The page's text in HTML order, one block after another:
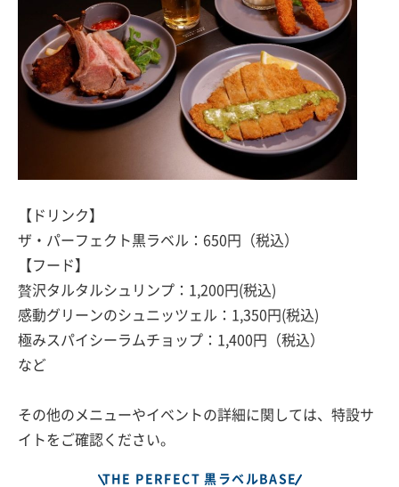
【ドリンク】
ザ・パーフェクト黒ラベル：650円（税込）
【フード】
贅沢タルタルシュリンプ：1,200円(税込)
感動グリーンのシュニッツェル：1,350円(税込)
極みスパイシーラムチョップ：1,400円（税込）
など
その他のメニューやイベントの詳細に関しては、特設サ
イトをご確認ください。
THE PERFECT 黒ラベルBASE